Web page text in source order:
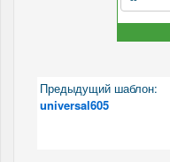
Предыдущий шаблон:
universal605